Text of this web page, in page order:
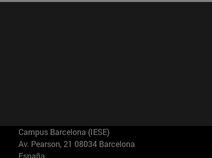
Campus Barcelona (IESE)
Av. Pearson, 21 08034 Barcelona
España